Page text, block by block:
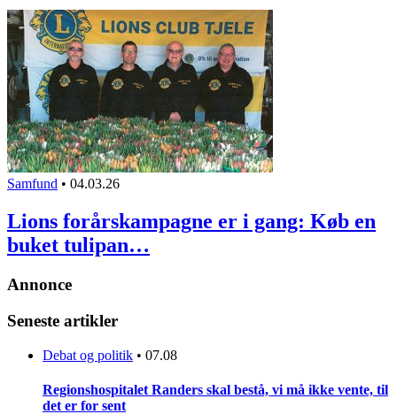
Samfund • 04.03.26
Lions forårskampagne er i gang: Køb en
buket tulipan…
Annonce
Seneste artikler
Debat og politik • 07.08
Regionshospitalet Randers skal bestå, vi må ikke vente, til
det er for sent